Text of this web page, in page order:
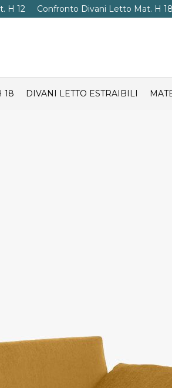
H 12 Confronto Divani Letto Mat. H 18
18 DIVANI LETTO ESTRAIBILI